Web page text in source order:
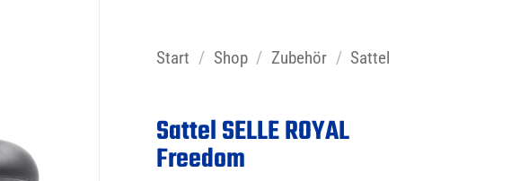
Start / Shop / Zubehör / Sattel
Sattel SELLE ROYAL
Freedom